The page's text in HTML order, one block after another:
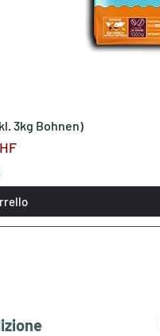
3kg Bohnen)